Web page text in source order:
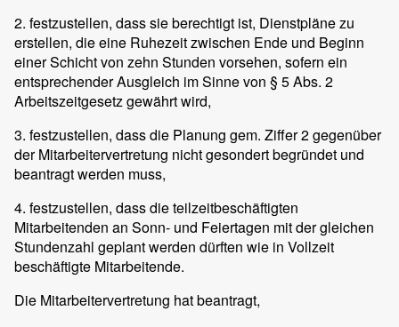
2. festzustellen, dass sie berechtigt ist, Dienstpläne zu
erstellen, die eine Ruhezeit zwischen Ende und Beginn
einer Schicht von zehn Stunden vorsehen, sofern ein
entsprechender Ausgleich im Sinne von § 5 Abs. 2
Arbeitszeitgesetz gewährt wird,
3. festzustellen, dass die Planung gem. Ziffer 2 gegenüber
der Mitarbeitervertretung nicht gesondert begründet und
beantragt werden muss,
4. festzustellen, dass die teilzeitbeschäftigten
Mitarbeitenden an Sonn- und Feiertagen mit der gleichen
Stundenzahl geplant werden dürften wie in Vollzeit
beschäftigte Mitarbeitende.
Die Mitarbeitervertretung hat beantragt,